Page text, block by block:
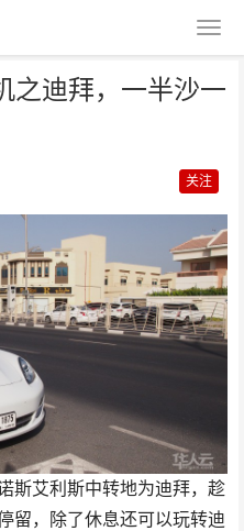
之迪拜，一半沙一
关注
斯艾利斯中转地为迪拜，趁
留，除了休息还可以玩转迪
拜，一